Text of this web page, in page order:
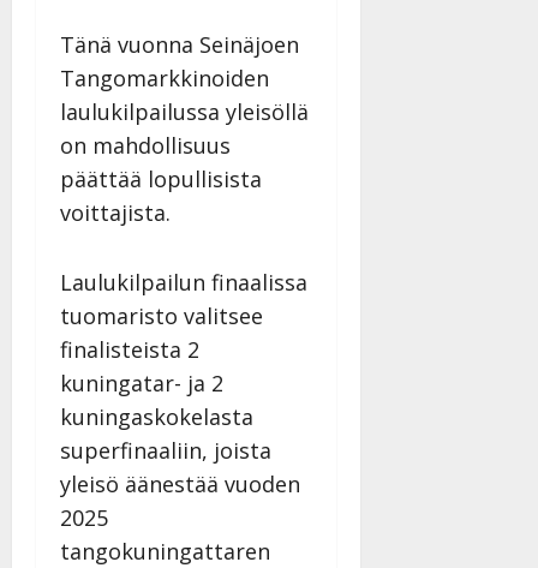
Tänä vuonna Seinäjoen
Tangomarkkinoiden
laulukilpailussa yleisöllä
on mahdollisuus
päättää lopullisista
voittajista.
Laulukilpailun finaalissa
tuomaristo valitsee
finalisteista 2
kuningatar- ja 2
kuningaskokelasta
superfinaaliin, joista
yleisö äänestää vuoden
2025
tangokuningattaren